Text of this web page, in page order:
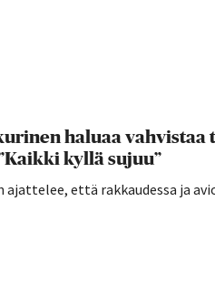
haluaa
kyllä sujuu”
ajattelee, että rakkaudessa ja